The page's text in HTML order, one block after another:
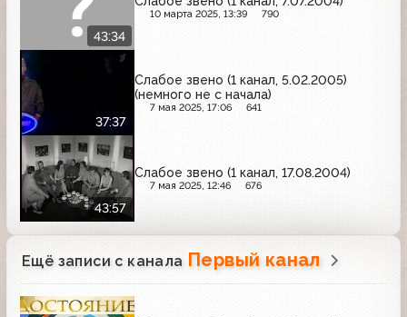
43:34
10 марта 2025, 13:39 790
37:37
Слабое звено (1 канал, 5.02.2005)
(немного не с начала)
7 мая 2025, 17:06 641
43:57
Слабое звено (1 канал, 17.08.2004)
7 мая 2025, 12:46 676
Ещё записи с канала Первый канал